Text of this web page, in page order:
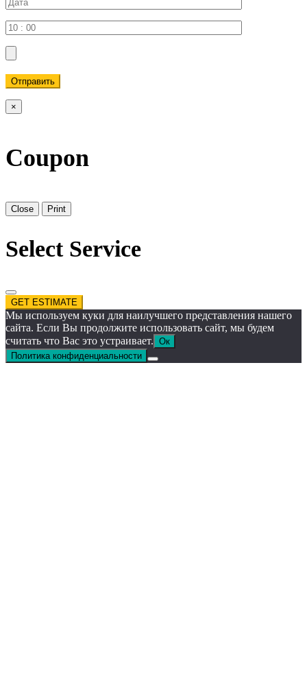
Отправить
×
Coupon
Close Print
Select Service
GET ESTIMATE
Мы используем куки для наилучшего представления нашего
сайта. Если Вы продолжите использовать сайт, мы будем
считать что Вас это устраивает. Ок
Политика конфиденциальности